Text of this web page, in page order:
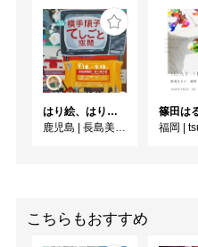
はり絵、はり子と消しゴムはんこ 横手順子のてしごと空間
鹿児島 | 長島美術館
福岡 |
こちらもおすすめ